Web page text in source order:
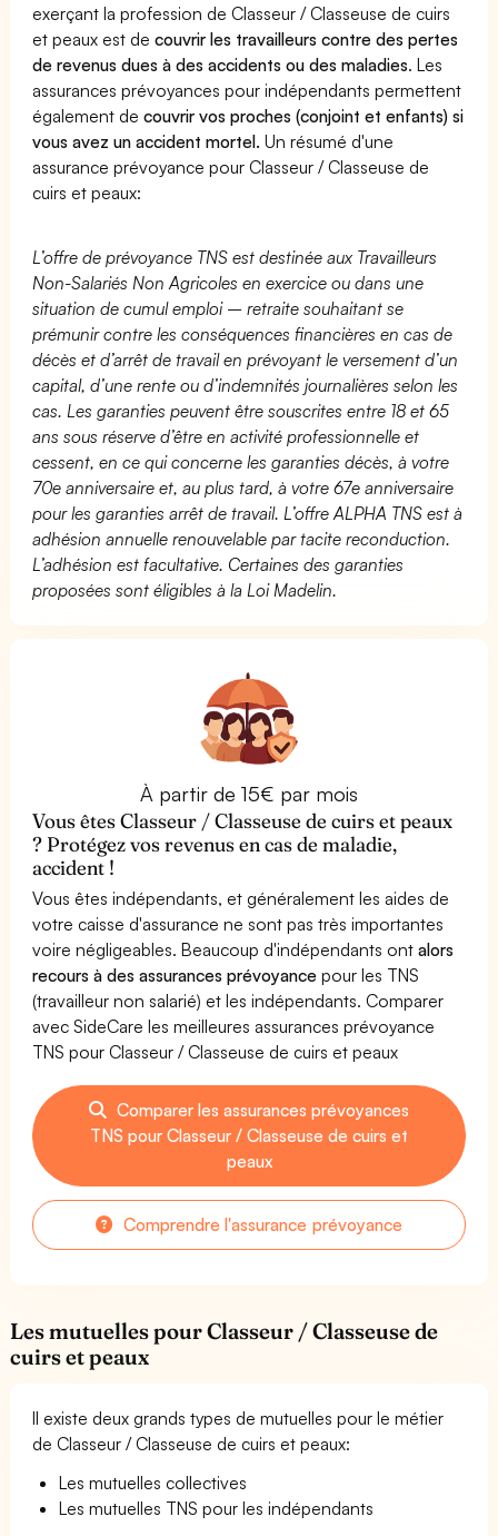
exerçant la profession de Classeur / Classeuse de cuirs
et peaux est decouvrir les travailleurs contre des pertes
de revenus dues à des accidents ou des maladies. Les
assurances prévoyances pour indépendants permettent
également decouvrir vos proches (conjoint et enfants) si
vous avez un accident mortel. Un résumé d'une
assurance prévoyance pour Classeur / Classeuse de
cuirs et peaux:
L’offre de prévoyance TNS est destinée aux Travailleurs
Non-Salariés Non Agricoles en exercice ou dans une
situation de cumul emploi – retraite souhaitant se
prémunir contre les conséquences financières en cas de
décès et d’arrêt de travail en prévoyant le versement d’un
capital, d’une rente ou d’indemnités journalières selon les
cas. Les garanties peuvent être souscrites entre 18 et 65
ans sous réserve d’être en activité professionnelle et
cessent, en ce qui concerne les garanties décès, à votre
70e anniversaire et, au plus tard, à votre 67e anniversaire
pour les garanties arrêt de travail. L’offre ALPHA TNS est à
adhésion annuelle renouvelable par tacite reconduction.
L’adhésion est facultative. Certaines des garanties
proposées sont éligibles à la Loi Madelin.
À partir de 15€ par mois
Vous êtes Classeur / Classeuse de cuirs et peaux
? Protégez vos revenus en cas de maladie,
accident !
Vous êtes indépendants, et généralement les aides de
votre caisse d'assurance ne sont pas très importantes
voire négligeables. Beaucoup d'indépendants ontalors
recours à des assurances prévoyance pour les TNS
(travailleur non salarié) et les indépendants. Comparer
avec SideCare les meilleures assurances prévoyance
TNS pour Classeur / Classeuse de cuirs et peaux
Comparer les assurances prévoyances
TNS pour Classeur / Classeuse de cuirs et
peaux
Comprendre l'assurance prévoyance
Les mutuelles pour Classeur / Classeuse de
cuirs et peaux
Il existe deux grands types de mutuelles pour le métier
de Classeur / Classeuse de cuirs et peaux:
Les mutuelles collectives
Les mutuelles TNS pour les indépendants